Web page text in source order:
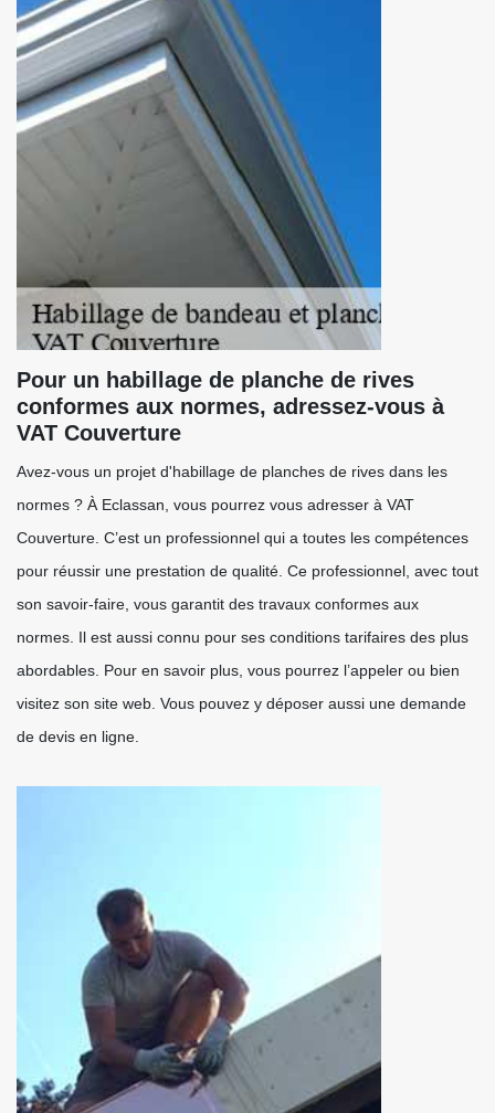
Pour un habillage de planche de rives
conformes aux normes, adressez-vous à
VAT Couverture
Avez-vous un projet d'habillage de planches de rives dans les
normes ? À Eclassan, vous pourrez vous adresser à VAT
Couverture. C’est un professionnel qui a toutes les compétences
pour réussir une prestation de qualité. Ce professionnel, avec tout
son savoir-faire, vous garantit des travaux conformes aux
normes. Il est aussi connu pour ses conditions tarifaires des plus
abordables. Pour en savoir plus, vous pourrez l’appeler ou bien
visitez son site web. Vous pouvez y déposer aussi une demande
de devis en ligne.